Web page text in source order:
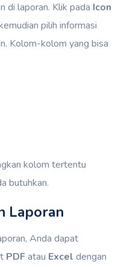
di laporan. Klik pada Icon
pilih informasi
Kolom-kolom yang bisa
kolom tertentu
butuhkan.
Laporan
Anda dapat
PDFatau Excel dengan